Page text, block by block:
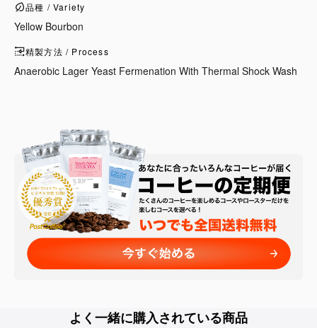
品種 / Variety
Yellow Bourbon
精製方法 / Process
Anaerobic Lager Yeast Fermenation With Thermal Shock Wash
よく一緒に購入されている商品